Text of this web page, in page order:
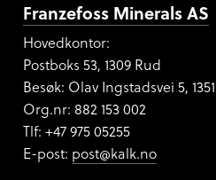
Franzefoss Minerals AS
Hovedkontor:
Postboks 53, 1309 Rud
Besøk: Olav Ingstadsvei 5,
Org.nr: 882 153 002
Tlf: +47 975 05255
E-post: post@kalk.no